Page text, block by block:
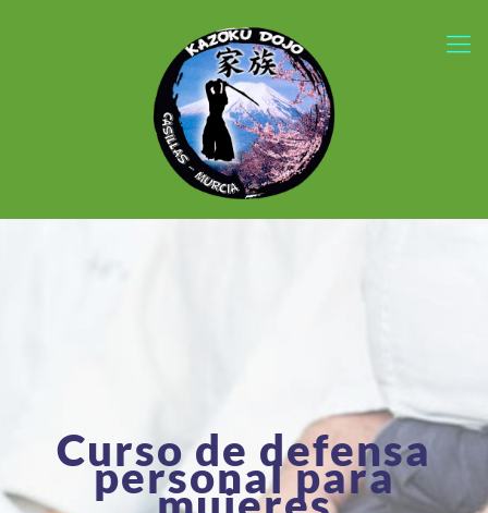
Curso de defensa
personal para